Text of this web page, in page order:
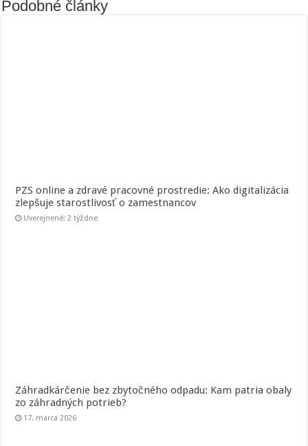
Podobné články
PZS online a zdravé pracovné prostredie: Ako digitalizácia
zlepšuje starostlivosť o zamestnancov
Uverejnené: 2 týždne
Záhradkárčenie bez zbytočného odpadu: Kam patria obaly
zo záhradných potrieb?
17. marca 2026